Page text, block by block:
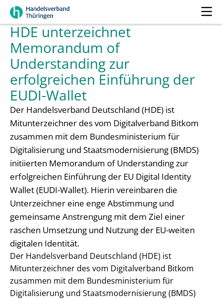
HDE unterzeichnet
Memorandum of
Understanding zur
erfolgreichen Einführung der
EUDI-Wallet
Der Handelsverband Deutschland (HDE) ist
Mitunterzeichner des vom Digitalverband Bitkom
zusammen mit dem Bundesministerium für
Digitalisierung und Staatsmodernisierung (BMDS)
initiierten Memorandum of Understanding zur
erfolgreichen Einführung der EU Digital Identity
Wallet (EUDI-Wallet). Hierin vereinbaren die
Unterzeichner eine enge Abstimmung und
gemeinsame Anstrengung mit dem Ziel einer
raschen Umsetzung und Nutzung der EU-weiten
digitalen Identität.
Der Handelsverband Deutschland (HDE) ist
Mitunterzeichner des vom Digitalverband Bitkom
zusammen mit dem Bundesministerium für
Digitalisierung und Staatsmodernisierung (BMDS)